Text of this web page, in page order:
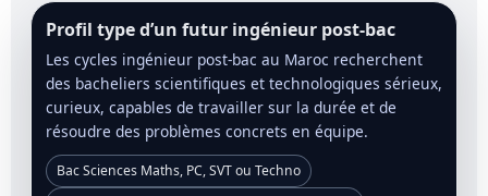
Profil type d’un futur ingénieur post-bac
Les cycles ingénieur post-bac au Maroc recherchent
des bacheliers scientifiques et technologiques sérieux,
curieux, capables de travailler sur la durée et de
résoudre des problèmes concrets en équipe.
Bac Sciences Maths, PC, SVT ou Techno